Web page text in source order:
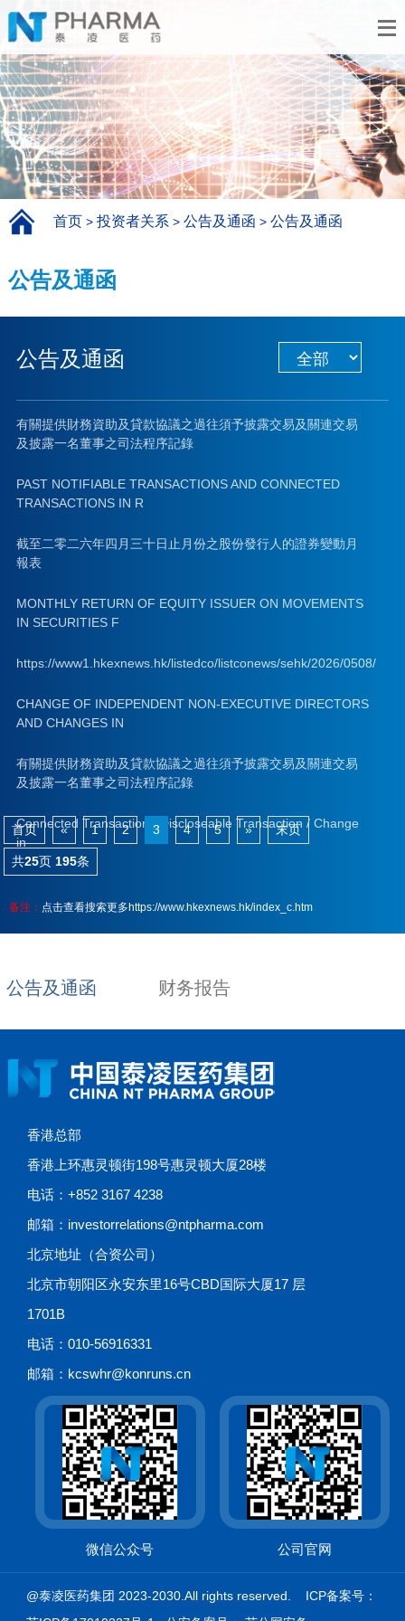
首页 > 投资者关系 > 公告及通函 > 公告及通函
公告及通函
公告及通函
有關提供財務資助及貸款協議之過往須予披露交易及關連交易
及披露一名董事之司法程序記錄
PAST NOTIFIABLE TRANSACTIONS AND CONNECTED
TRANSACTIONS IN R
截至二零二六年四月三十日止月份之股份發行人的證券變動月
報表
MONTHLY RETURN OF EQUITY ISSUER ON MOVEMENTS
IN SECURITIES F
https://www1.hkexnews.hk/listedco/listconews/sehk/2026/0508/
CHANGE OF INDEPENDENT NON-EXECUTIVE DIRECTORS
AND CHANGES IN
有關提供財務資助及貸款協議之過往須予披露交易及關連交易
及披露一名董事之司法程序記錄
Connected Transaction / Discloseable Transaction / Change
in
首页 « 1 2 3 4 5 » 末页
共25页 195条
备注： 点击查看搜索更多https://www.hkexnews.hk/index_c.htm
公告及通函 财务报告
香港总部
香港上环惠灵顿街198号惠灵顿大厦28楼
电话：+852 3167 4238
邮箱：investorrelations@ntpharma.com
北京地址（合资公司）
北京市朝阳区永安东里16号CBD国际大厦17 层
1701B
电话：010-56916331
邮箱：kcswhr@konruns.cn
公司官网
微信公众号
@泰凌医药集团 2023-2030.All rights reserved. ICP备案号：